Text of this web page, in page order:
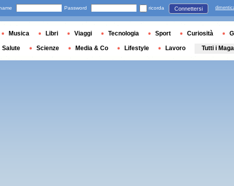
Password ricorda Connettersi
Musica Libri Viaggi Tecnologia Sport Curiosità
Salute Scienze Media & Co Lifestyle Lavoro Tutti i